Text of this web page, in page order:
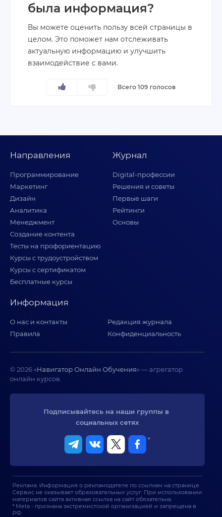
была информация?
Вы можете оценить пользу всей страницы в
целом. Это поможет нам отслеживать
актуальную информацию и улучшить
взаимодействие с вами.
Всего 109 голосов
Направления
Программирование
Маркетинг
Дизайн
Аналитика
Менеджмент
Создание контента
Тесты на профориентацию
Курсы с трудоустройством
Курсы с сертификатом
Бесплатные курсы
Журнал
Digital-профессии
Решения и советы
Первые шаги
Рейтинги
Основы
Информация
О нас и контакты
Редакция журнала
Правила
Конфиденциальность
© 2026 «Навигатор Онлайн Обучения» — агрегатор
онлайн курсов.
Подписывайтесь на наши группы в
социальных сетях
*
Реклама. Информация о рекламодателе по ссылкам на странице.
Сервис не оказывает образовательных услуг. При использовании
материалов сайта активная ссылка на сайт обязательна.
* Meta - признана экстремистской организацией и запрещена в
РФ.